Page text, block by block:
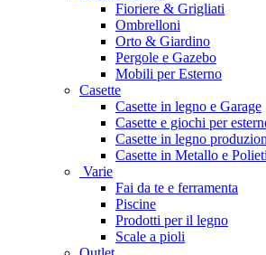
Fioriere & Grigliati
Ombrelloni
Orto & Giardino
Pergole e Gazebo
Mobili per Esterno
Casette
Casette in legno e Garage
Casette e giochi per
Casette in legno
Casette in Metallo e
Varie
Fai da te e ferramenta
Piscine
Prodotti per il legno
Scale a pioli